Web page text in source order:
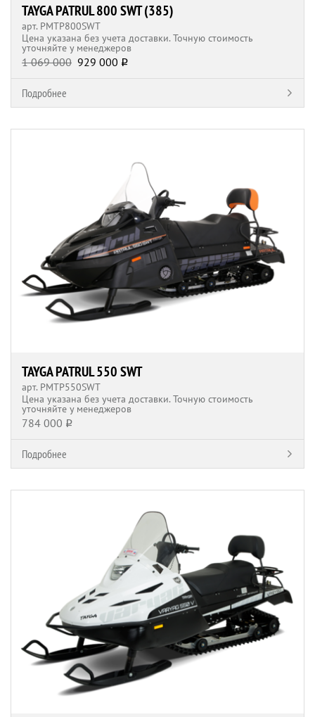
TAYGA PATRUL 800 SWT (385)
арт. РМTP800SWT
Цена указана без учета доставки. Точную стоимость
уточняйте у менеджеров
1 069 000 929 000 q
Подробнее
TAYGA PATRUL 550 SWT
арт. РМTP550SWT
Цена указана без учета доставки. Точную стоимость
уточняйте у менеджеров
784 000 q
Подробнее